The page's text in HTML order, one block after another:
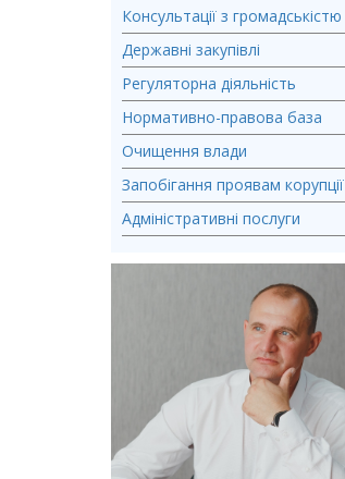
Консультації з громадськістю
Державні закупівлі
Регуляторна діяльність
Нормативно-правова база
Очищення влади
Запобігання проявам корупції
Адміністративні послуги